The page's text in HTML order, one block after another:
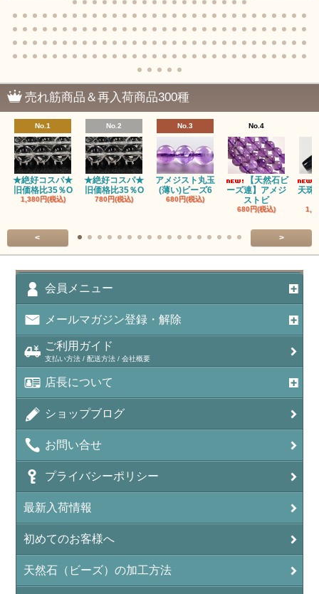
売れ筋商品＆再入荷商品300種
No.1
★絶好コスパ★
旧価格比35％O
1,380円(税込)
No.2
★絶好コスパ★
旧価格比35％O
780円(税込)
No.3
アメジスト丸玉
(薄い)ビーズ6
680円(税込)
No.4
【天然石ビ
ーズ連】アメジ
ストビ
680円(税込)
天珠
< >
会員メニュー
メールマガジン登録・解除
ご利用ガイド
支払い方法 / 配送方法 / 会社概要
店長について
ショップブログ
お問い合せ
プライバシーポリシー
最新入荷情報
初めてのお客様へ
天然石（ビーズ）の加工方法